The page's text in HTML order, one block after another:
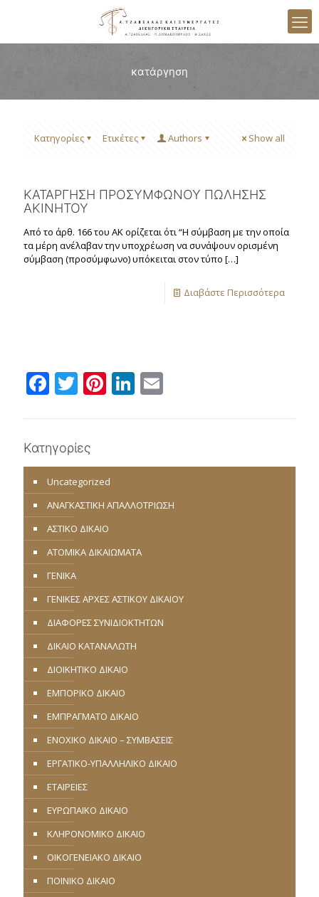
κατάργηση
Κατηγορίες Ετικέτες Authors Show all
ΚΑΤΑΡΓΗΣΗ ΠΡΟΣΥΜΦΩΝΟΥ ΠΩΛΗΣΗΣ
ΑΚΙΝΗΤΟΥ
Από το άρθ. 166 του AK ορίζεται ότι “H σύμβαση με την οποία
τα μέρη ανέλαβαν την υποχρέωση να συνάψουν ορισμένη
σύμβαση (προσύμφωνο) υπόκειται στον τύπο […]
Διαβάστε Περισσότερα
Facebook
Twitter
Pinterest
LinkedIn
Κατηγορίες
Uncategorized
ΑΝΑΓΚΑΣΤΙΚΗ ΑΠΑΛΛΟΤΡΙΩΣΗ
ΑΣΤΙΚΟ ΔΙΚΑΙΟ
ΑΤΟΜΙΚΑ ΔΙΚΑΙΩΜΑΤΑ
ΓΕΝΙΚΑ
ΓΕΝΙΚΕΣ ΑΡΧΕΣ ΑΣΤΙΚΟΥ ΔΙΚΑΙΟΥ
ΔΙΑΦΟΡΕΣ ΣΥΝΙΔΙΟΚΤΗΤΩΝ
ΔΙΚΑΙΟ ΚΑΤΑΝΑΛΩΤΗ
ΔΙΟΙΚΗΤΙΚΟ ΔΙΚΑΙΟ
ΕΜΠΟΡΙΚΟ ΔΙΚΑΙΟ
ΕΜΠΡΑΓΜΑΤΟ ΔΙΚΑΙΟ
ΕΝΟΧΙΚΟ ΔΙΚΑΙΟ – ΣΥΜΒΑΣΕΙΣ
ΕΡΓΑΤΙΚΟ-ΥΠΑΛΛΗΛΙΚΟ ΔΙΚΑΙΟ
ΕΤΑΙΡΕΙΕΣ
ΕΥΡΩΠΑΪΚΟ ΔΙΚΑΙΟ
ΚΛΗΡΟΝΟΜΙΚΟ ΔΙΚΑΙΟ
ΟΙΚΟΓΕΝΕΙΑΚΟ ΔΙΚΑΙΟ
ΠΟΙΝΙΚΟ ΔΙΚΑΙΟ